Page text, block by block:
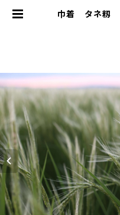
巾着 タネ籾